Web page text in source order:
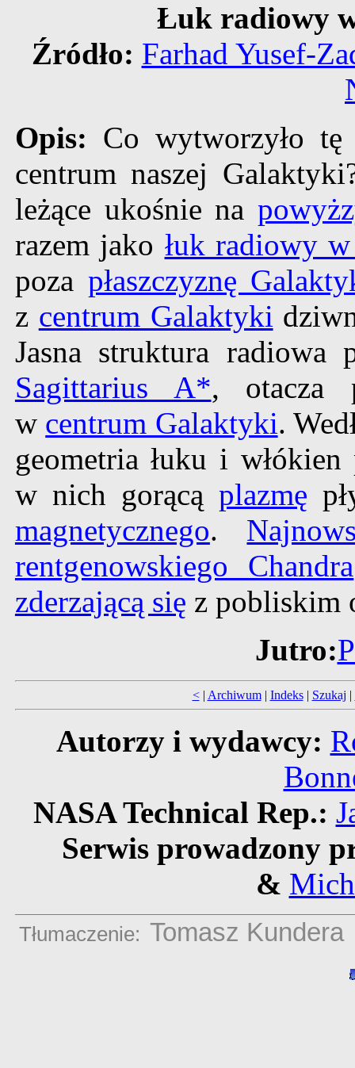
Łuk radiowy
Źródło: Farhad Yusef-
Opis: Co wytworzyło
centrum naszej
leżące ukośnie na
razem jako łuk radiowy
poza płaszczyznę
z centrum Galaktyki
Jasna struktura
Sagittarius A*, otacza
w centrum Galaktyki.
geometria łuku i
w nich gorącą plazmę
magnetycznego.
rentgenowskiego Chandra
zderzającą się z pobliskim
Jutro:
<| Archiwum| Indeks| Szukaj |
Autorzy i wydawcy:
NASA Technical Rep.:
Serwis prowadzony
&
Tłumaczenie: Tomasz Kundera